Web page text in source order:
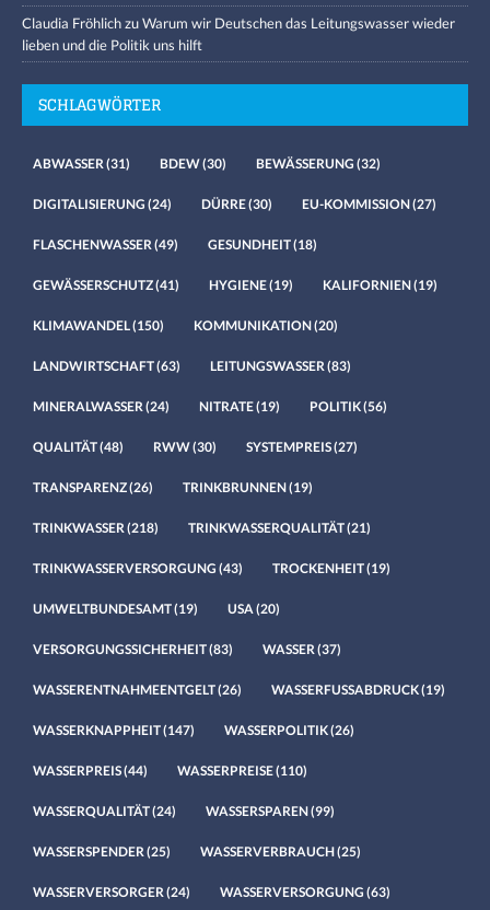
Claudia FröhlichzuWarum wir Deutschen das Leitungswasser wieder
lieben und die Politik uns hilft
SCHLAGWÖRTER
ABWASSER(31) BDEW(30) BEWÄSSERUNG (32)
DIGITALISIERUNG (24) DÜRRE(30) EU-KOMMISSION(27)
FLASCHENWASSER(49) GESUNDHEIT(18)
GEWÄSSERSCHUTZ(41) HYGIENE(19) KALIFORNIEN(19)
KLIMAWANDEL(150) KOMMUNIKATION(20)
LANDWIRTSCHAFT(63) LEITUNGSWASSER(83)
MINERALWASSER(24) NITRATE(19) POLITIK(56)
QUALITÄT(48) RWW(30) SYSTEMPREIS(27)
TRANSPARENZ(26) TRINKBRUNNEN(19)
TRINKWASSER(218) TRINKWASSERQUALITÄT(21)
TRINKWASSERVERSORGUNG (43) TROCKENHEIT(19)
UMWELTBUNDESAMT(19) USA(20)
VERSORGUNGSSICHERHEIT(83) WASSER(37)
WASSERENTNAHMEENTGELT(26) WASSERFUSSABDRUCK(19)
WASSERKNAPPHEIT(147) WASSERPOLITIK(26)
WASSERPREIS(44) WASSERPREISE(110)
WASSERQUALITÄT(24) WASSERSPAREN(99)
WASSERSPENDER(25) WASSERVERBRAUCH(25)
WASSERVERSORGER(24) WASSERVERSORGUNG (63)